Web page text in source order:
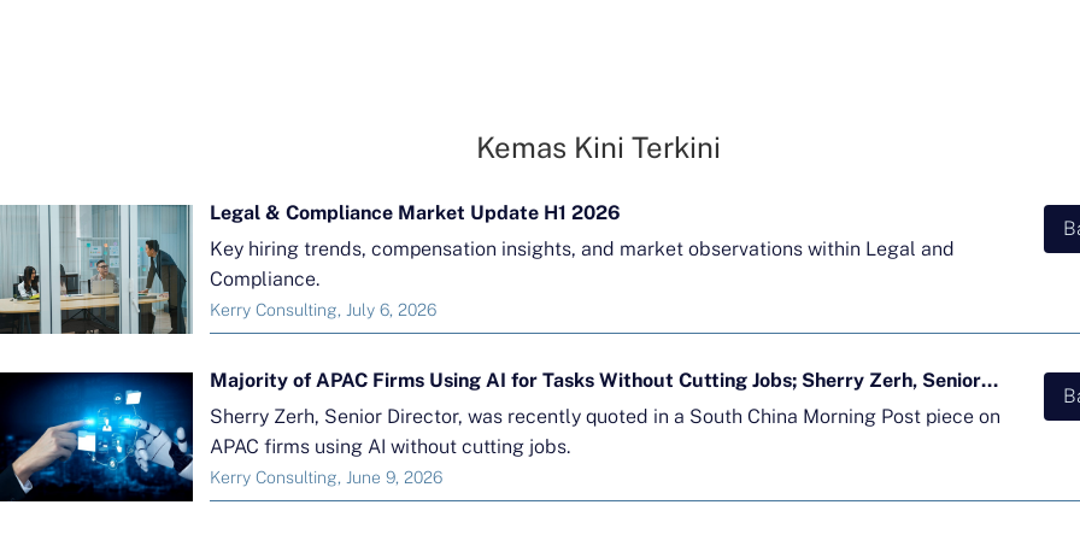
Kemas Kini Terkini
Legal & Compliance Market Update H1 2026
Key hiring trends, compensation insights, and market observations within Legal and
Compliance.
Kerry Consulting, July 6, 2026
Majority of APAC Firms Using AI for Tasks Without Cutting Jobs; Sherry Zerh, Senior Director, Quoted in SCMP Article
Sherry Zerh, Senior Director, was recently quoted in a South China Morning Post piece on
APAC firms using AI without cutting jobs.
Kerry Consulting, June 9, 2026